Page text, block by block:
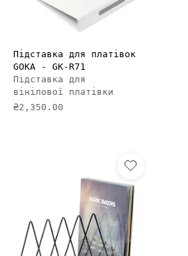
ДОДАТИ В КОШИК
Підставка для платівок
GOKA - GK-R71
Підставка для
вінілової платівки
₴2,350.00